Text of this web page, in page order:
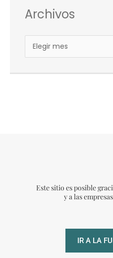
Archivos
Este sitio es posible
y a las
IR A LA